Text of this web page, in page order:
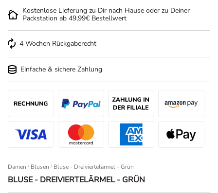
Kostenlose Lieferung zu Dir nach Hause oder zu Deiner
Packstation ab 49,99€ Bestellwert
4 Wochen Rückgaberecht
Einfache & sichere Zahlung
Damen / Blusen Bluse - Dreiviertelärmel - Grün
BLUSE - DREIVIERTELÄRMEL - GRÜN